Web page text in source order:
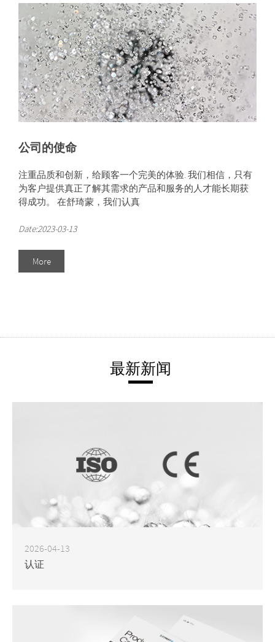
公司的使命
注重品质和创新，给顾客一个完美的体验. 我们相信，只有
为客户提供真正了解其需求的产品和服务的人才能长期获
得成功。 在舒琦蒙，我们认真
Date:2023-03-13
More
最新新闻
2026-04-13
认证